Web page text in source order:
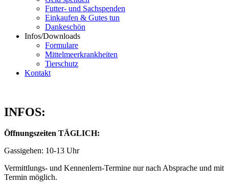
Futter- und Sachspenden
Einkaufen & Gutes tun
Dankeschön
Infos/Downloads
Formulare
Mittelmeerkrankheiten
Tierschutz
Kontakt
INFOS:
Öffnungszeiten TÄGLICH:
Gassigehen: 10-13 Uhr
Vermittlungs- und Kennenlern-Termine nur nach Absprache und mit
Termin möglich.